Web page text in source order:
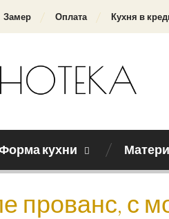
Замер Оплата Кухня в
кухни
прованс, с